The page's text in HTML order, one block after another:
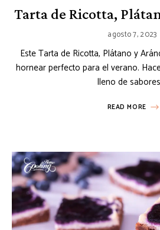
Tarta de Ricotta,
agosto 7, 2023
Este Tarta de Ricotta, Plátano y
hornear perfecto para el verano.
lleno de
READ MORE